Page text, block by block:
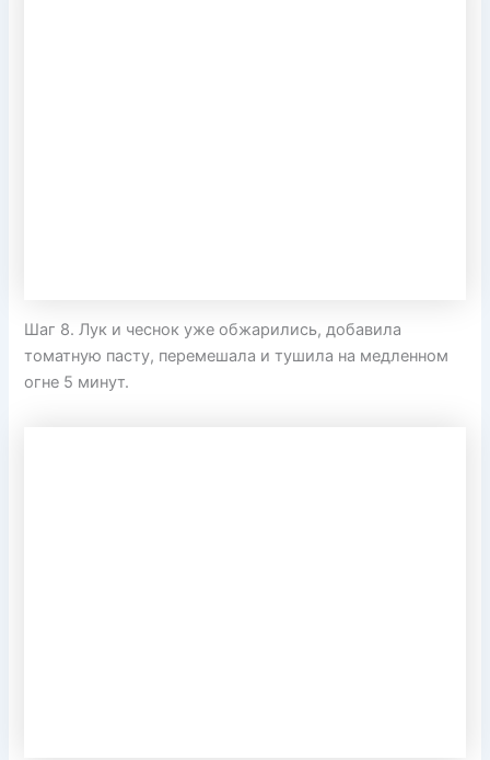
Шаг 8. Лук и чеснок уже обжарились, добавила
томатную пасту, перемешала и тушила на медленном
огне 5 минут.